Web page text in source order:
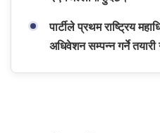
पार्टीले प्रथम राष्ट्रिय
अधिवेशन सम्पन्न गर्ने